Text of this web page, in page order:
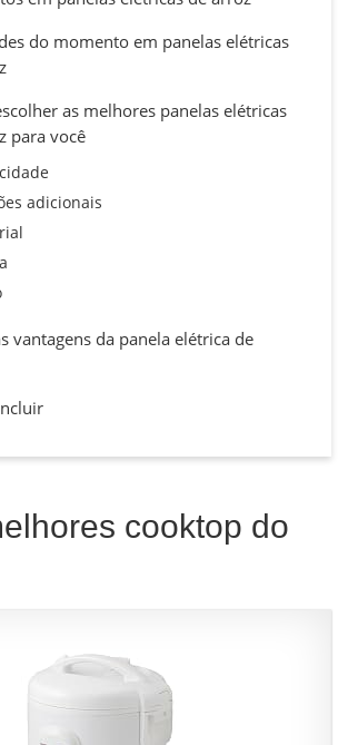
do momento em panelas elétricas
as melhores panelas elétricas
para você
adicionais
vantagens da panela elétrica de
cooktop do